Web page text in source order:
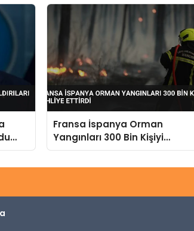
Fransa İspanya Orman
Yangınları 300 Bin Kişiyi
Tahliye Ettirdi